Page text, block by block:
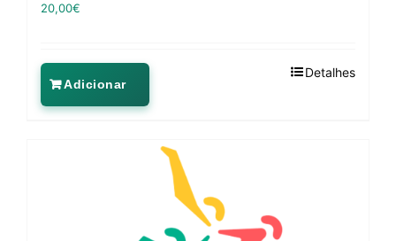
20,00€
Adicionar
Detalhes